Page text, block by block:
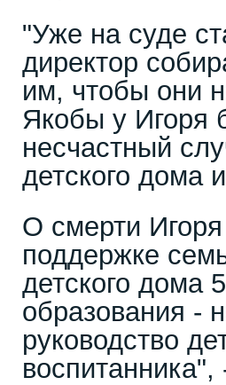
"Уже на суде
директор
им, чтобы они
Якобы у Игоря
несчастный
детского дома
О смерти
поддержке
детского дома
образования -
руководство